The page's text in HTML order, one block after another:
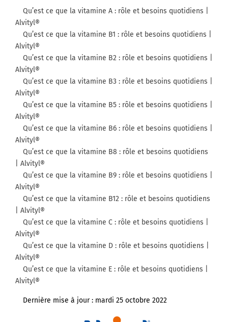
Qu’est ce que la vitamine A : rôle et besoins quotidiens |
Alvityl®
Qu’est ce que la vitamine B1 : rôle et besoins quotidiens |
Alvityl®
Qu’est ce que la vitamine B2 : rôle et besoins quotidiens |
Alvityl®
Qu’est ce que la vitamine B3 : rôle et besoins quotidiens |
Alvityl®
Qu’est ce que la vitamine B5 : rôle et besoins quotidiens |
Alvityl®
Qu’est ce que la vitamine B6 : rôle et besoins quotidiens |
Alvityl®
Qu’est ce que la vitamine B8 : rôle et besoins quotidiens
| Alvityl®
Qu’est ce que la vitamine B9 : rôle et besoins quotidiens |
Alvityl®
Qu’est ce que la vitamine B12 : rôle et besoins quotidiens
| Alvityl®
Qu’est ce que la vitamine C : rôle et besoins quotidiens |
Alvityl®
Qu’est ce que la vitamine D : rôle et besoins quotidiens |
Alvityl®
Qu’est ce que la vitamine E : rôle et besoins quotidiens |
Alvityl®
Dernière mise à jour : mardi 25 octobre 2022